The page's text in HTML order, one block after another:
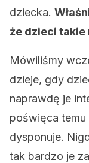
dziecka.
że dzieci takie
Mówiliśmy
dzieje, gdy
naprawdę je
poświęca temu
dysponuje.
tak bardzo je